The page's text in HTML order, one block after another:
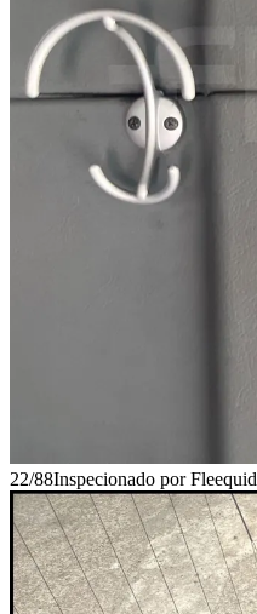
22/88Inspecionado por Fleequid